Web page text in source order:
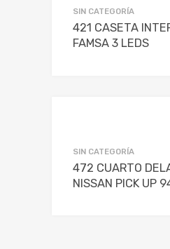
SIN CATEGORÍA
421 CASETA
FAMSA 3 LEDS
SIN CATEGORÍA
472 CUARTO
NISSAN PICK UP